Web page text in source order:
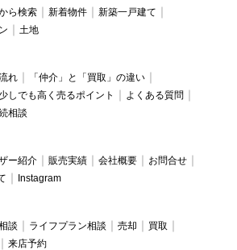
ら検索 新着物件
新築一戸建て
土地
れ
「仲介」と「買取」の違い
少しでも高く売るポイント
よくある質問
相談
ー紹介 販売実績 会社概要
お問合せ
Instagram
談 ライフプラン相談 売却
買取
来店予約